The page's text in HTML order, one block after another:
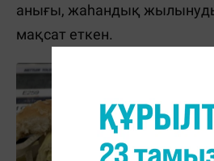
анығы, жаһандық
мақсат еткен.